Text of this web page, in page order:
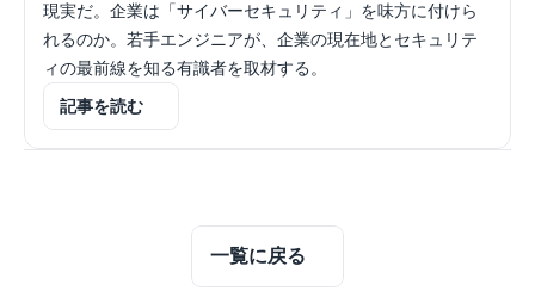
現実だ。企業は「サイバーセキュリティ」を味方に付けら
れるのか。若手エンジニアが、企業の現在地とセキュリテ
ィの最前線を知る有識者を取材する。
記事を読む
一覧に戻る